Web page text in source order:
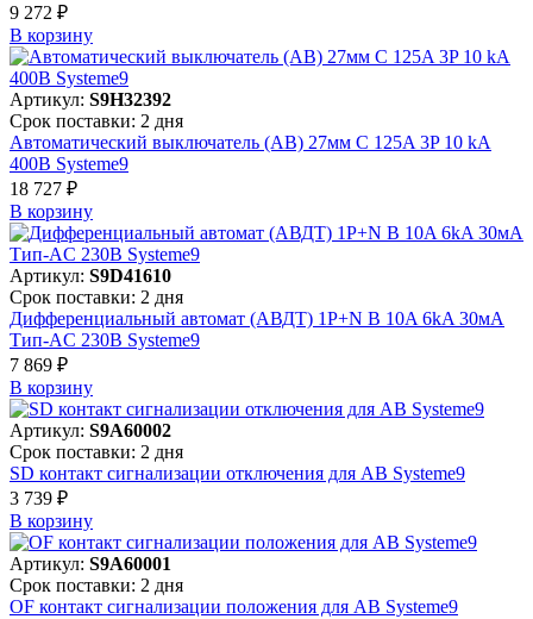
9 272 ₽
В корзинy
Артикул: S9H32392
Срок поставки: 2 дня
Автоматический выключатель (АВ) 27мм C 125A 3P 10 kA
400В Systeme9
18 727 ₽
В корзинy
Артикул: S9D41610
Срок поставки: 2 дня
Дифференциальный автомат (АВДТ) 1P+N B 10A 6kA 30мА
Тип-AC 230В Systeme9
7 869 ₽
В корзинy
Артикул: S9A60002
Срок поставки: 2 дня
SD контакт сигнализации отключения для АВ Systeme9
3 739 ₽
В корзинy
Артикул: S9A60001
Срок поставки: 2 дня
OF контакт сигнализации положения для АВ Systeme9